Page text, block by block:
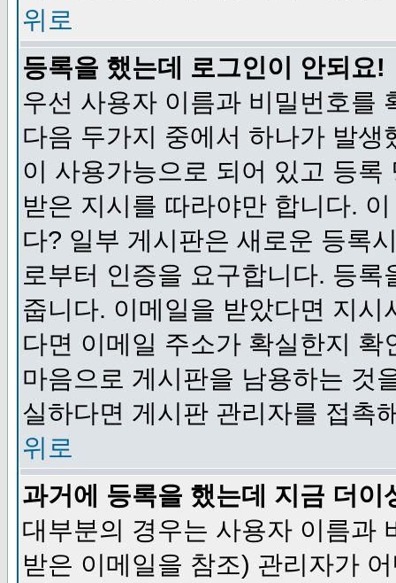
위로
등록을 했는데 로그인이 안되요!
우선 사용자 이름과 비밀번호를
다음 두가지 중에서 하나가 발
이 사용가능으로 되어 있고 등
받은 지시를 따라야만 합니다.
다? 일부 게시판은 새로운 등록
로부터 인증을 요구합니다. 등
줍니다. 이메일을 받았다면 지
다면 이메일 주소가 확실한지
마음으로 게시판을 남용하는 것
실하다면 게시판 관리자를 접촉
위로
과거에 등록을 했는데 지금 더
대부분의 경우는 사용자 이름과
받은 이메일을 참조) 관리자가